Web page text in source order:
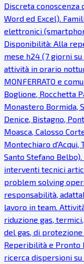
Discreta conoscenza
Word ed Excel).
elettronici
Disponibilità: Alla
mese h24 (7 giorni
attività in orario
MONFERRATO e
Boglione, Rocchetta
Monastero Bormida,
Denice, Bistagno,
Moasca, Calosso
Montechiaro d'Acqui,
Santo Stefano
interventi tecnici
problem solving
responsabilità,
lavoro in team.
riduzione gas,
del gas, di
Reperibilità e Pronto
ricerca dispersioni